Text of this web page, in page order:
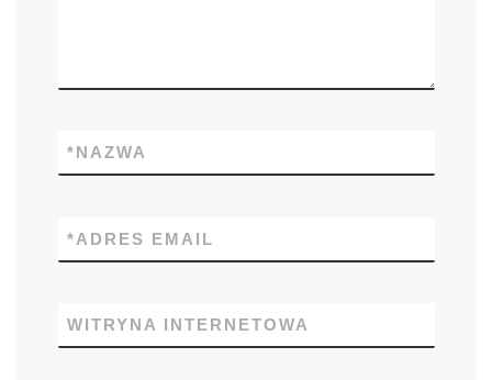
NAZWA
*
ADRES EMAIL
*
WITRYNA INTERNETOWA